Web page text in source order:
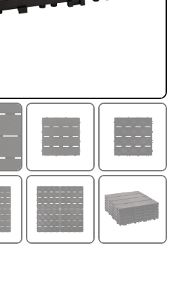
$5.926.486
50%